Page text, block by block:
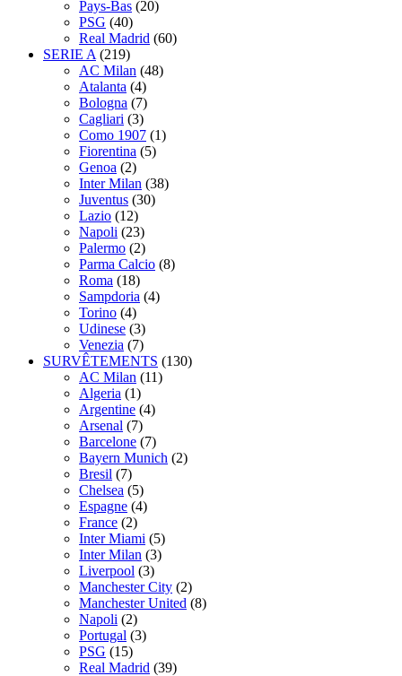
Pays-Bas (20)
PSG (40)
Real Madrid (60)
SERIE A (219)
AC Milan (48)
Atalanta (4)
Bologna (7)
Cagliari (3)
Como 1907 (1)
Fiorentina (5)
Genoa (2)
Inter Milan (38)
Juventus (30)
Lazio (12)
Napoli (23)
Palermo (2)
Parma Calcio (8)
Roma (18)
Sampdoria (4)
Torino (4)
Udinese (3)
Venezia (7)
SURVÊTEMENTS (130)
AC Milan (11)
Algeria (1)
Argentine (4)
Arsenal (7)
Barcelone (7)
Bayern Munich (2)
Bresil (7)
Chelsea (5)
Espagne (4)
France (2)
Inter Miami (5)
Inter Milan (3)
Liverpool (3)
Manchester City (2)
Manchester United (8)
Napoli (2)
Portugal (3)
PSG (15)
Real Madrid (39)